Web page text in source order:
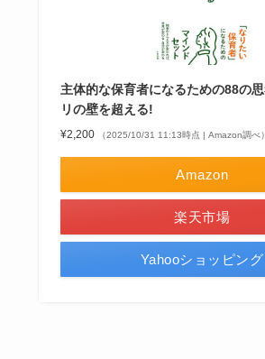
主体的な保育者になるための88の
リの壁を超える!
¥2,200 （2025/10/31 11:13時点 | Amazon調べ）
Amazon
楽天市場
Yahooショッピング